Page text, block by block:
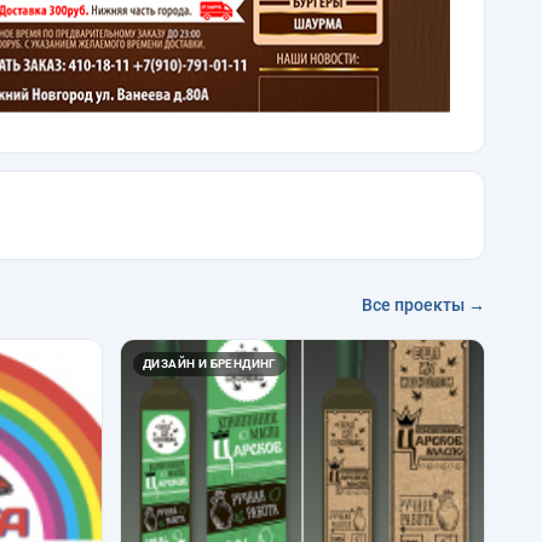
Все проекты →
ДИЗАЙН И БРЕНДИНГ